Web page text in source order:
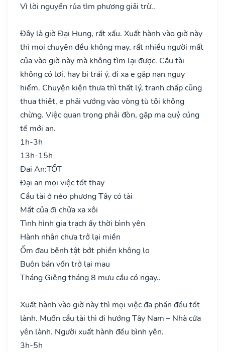
Vì lời nguyền rủa tìm phương giải trừ..
Đây là giờ Đại Hung, rất xấu. Xuất hành vào giờ này
thì mọi chuyện đều không may, rất nhiều người mất
của vào giờ này mà không tìm lại được. Cầu tài
không có lợi, hay bị trái ý, đi xa e gặp nạn nguy
hiểm. Chuyện kiện thưa thì thất lý, tranh chấp cũng
thua thiệt, e phải vướng vào vòng tù tội không
chừng. Việc quan trọng phải đòn, gặp ma quỷ cúng
tế mới an.
1h-3h
13h-15h
Đại An:TỐT
Đại an mọi việc tốt thay
Cầu tài ở nẻo phương Tây có tài
Mất của đi chửa xa xôi
Tình hình gia trạch ấy thời bình yên
Hành nhân chưa trở lại miền
Ốm đau bệnh tật bớt phiền không lo
Buôn bán vốn trở lại mau
Tháng Giêng tháng 8 mưu cầu có ngay..
Xuất hành vào giờ này thì mọi việc đa phần đều tốt
lành. Muốn cầu tài thì đi hướng Tây Nam – Nhà cửa
yên lành. Người xuất hành đều bình yên.
3h-5h